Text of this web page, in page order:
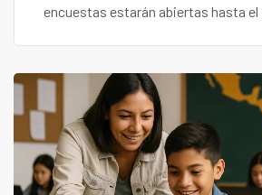
encuestas estarán abiertas hasta el